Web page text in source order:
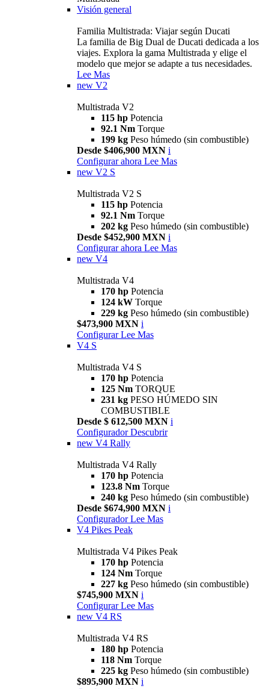
Visión general
Familia Multistrada: Viajar según Ducati
La familia de Big Dual de Ducati dedicada a los
viajes. Explora la gama Multistrada y elige el
modelo que mejor se adapte a tus necesidades.
Lee Mas
new V2
Multistrada V2
115 hp Potencia
92.1 Nm Torque
199 kg Peso húmedo (sin combustible)
Desde $406,900 MXN i
Configurar ahora Lee Mas
new V2 S
Multistrada V2 S
115 hp Potencia
92.1 Nm Torque
202 kg Peso húmedo (sin combustible)
Desde $452,900 MXN i
Configurar ahora Lee Mas
new V4
Multistrada V4
170 hp Potencia
124 kW Torque
229 kg Peso húmedo (sin combustible)
$473,900 MXN i
Configurar Lee Mas
V4 S
Multistrada V4 S
170 hp Potencia
125 Nm TORQUE
231 kg PESO HÚMEDO SIN
COMBUSTIBLE
Desde $ 612,500 MXN i
Configurador Descubrir
new V4 Rally
Multistrada V4 Rally
170 hp Potencia
123.8 Nm Torque
240 kg Peso húmedo (sin combustible)
Desde $674,900 MXN i
Configurador Lee Mas
V4 Pikes Peak
Multistrada V4 Pikes Peak
170 hp Potencia
124 Nm Torque
227 kg Peso húmedo (sin combustible)
$745,900 MXN i
Configurar Lee Mas
new V4 RS
Multistrada V4 RS
180 hp Potencia
118 Nm Torque
225 kg Peso húmedo (sin combustible)
$895,900 MXN i